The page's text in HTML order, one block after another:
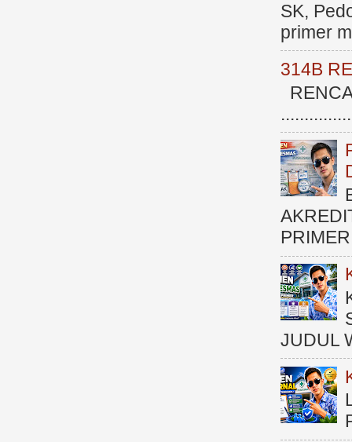
SK,
primer
314B
JUDUL